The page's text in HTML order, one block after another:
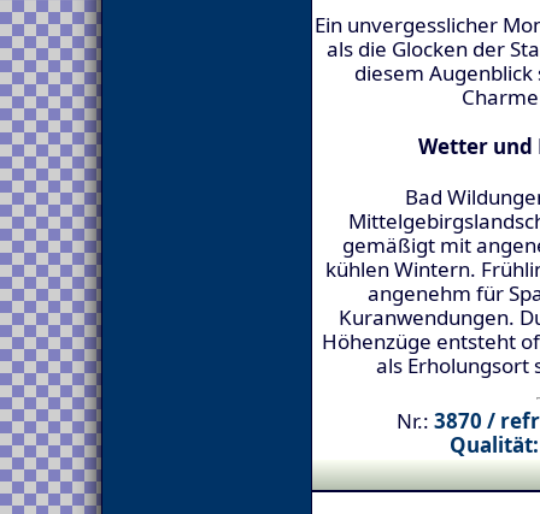
Ein unvergesslicher
als die Glocken der
diesem
Wetter und
Bad
gemäßigt mit
kühlen Wintern.
angenehm für
Kuranwendungen.
Höhenzüge entsteht
als Erholungsort
Nr.: 3870 /